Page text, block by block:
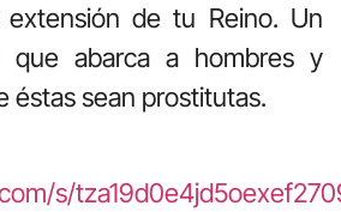
de tu Reino. Un
que abarca a hombres y
éstas sean prostitutas.
s/